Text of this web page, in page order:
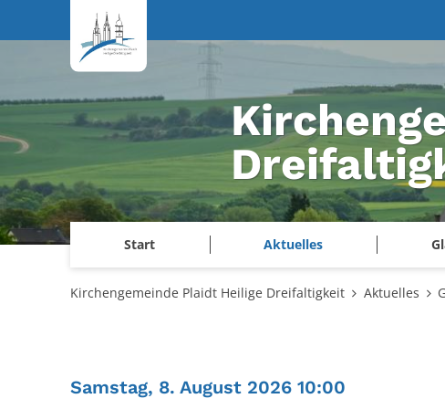
Zum Inhalt springen
Start Aktuelles
Kirchengemeinde Plaidt Heilige Dreifaltigkeit Aktuelles
Samstag, 8. August 2026 10:00